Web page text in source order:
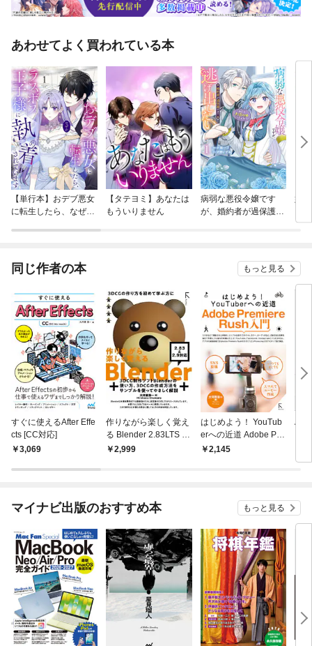
ん。サンプルファイルは、サポートサイトよりダウンロードすることがで
きます。
あわせてよく買われている本
【単行本】おデブ悪女
に転生したら、なぜか
【タテヨミ】あなたは
もういりません
病弱な悪役令嬢です
が、婚約者が過保護す
妹
同じ作者の本 もっと見る
すぐに使えるAfter Effe
cts [CC対応]
3,069
作りながら楽しく覚え
る Blender 2.83LTS 準
拠&2.9 対応
2,999
はじめよう！ YouTub
erへの近道 Adobe Pre
miere Rush入門
2,145
マイナビ出版のおすすめ本 もっと見る